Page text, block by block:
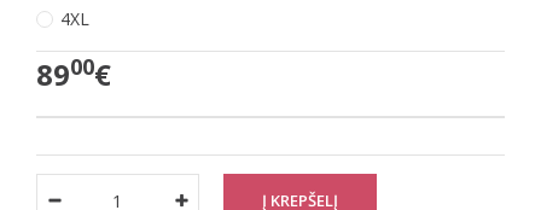
4XL
8900€